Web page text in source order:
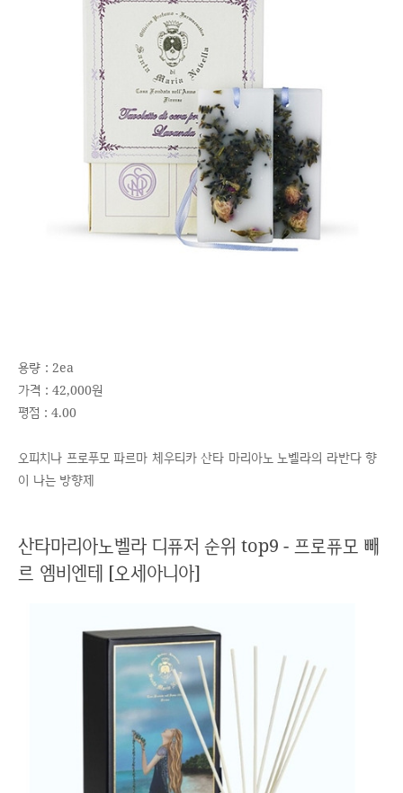
용량 : 2ea
가격 : 42,000원
평점 : 4.00
오피치나 프로푸모 파르마 체우티카 산타 마리아노 노벨라의 라반다 향
이 나는 방향제
산타마리아노벨라 디퓨저 순위 top9 - 프로퓨모 빼
르 엠비엔테 [오세아니아]